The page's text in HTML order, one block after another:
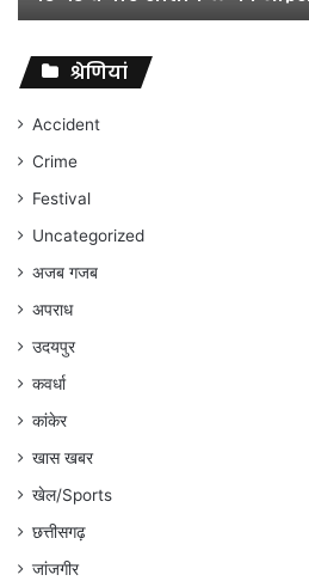
विवादों
संघर्ष
जारी
रहेगा
अंकित
गौरहा
श्रेणियां
Accident
Crime
Festival
Uncategorized
अजब गजब
अपराध
उदयपुर
कवर्धा
कांकेर
खास खबर
खेल/Sports
छत्तीसगढ़
जांजगीर